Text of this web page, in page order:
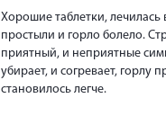
Хорошие таблетки, лечилась
простыли и горло болело.
приятный, и неприятные
убирает, и согревает, горлу
становилось легче.